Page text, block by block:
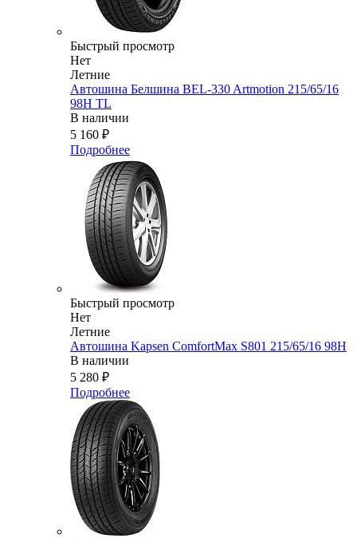
Быстрый просмотр
Нет
Летние
Автошина Белшина BEL-330 Artmotion 215/65/16
98H TL
В наличии
5 160 ₽
Подробнее
Быстрый просмотр
Нет
Летние
Автошина Kapsen ComfortMax S801 215/65/16 98H
В наличии
5 280 ₽
Подробнее